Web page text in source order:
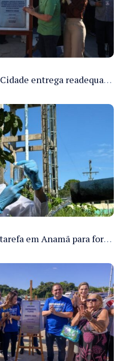
Governador Roberto Cidade entrega readequação do ambulatório da FCecon e amplia capacidade de atendimento oncológico em Manaus
Cosama inicia força-tarefa em Anamã para fortalecer abastecimento de água e segurança hídrica da população